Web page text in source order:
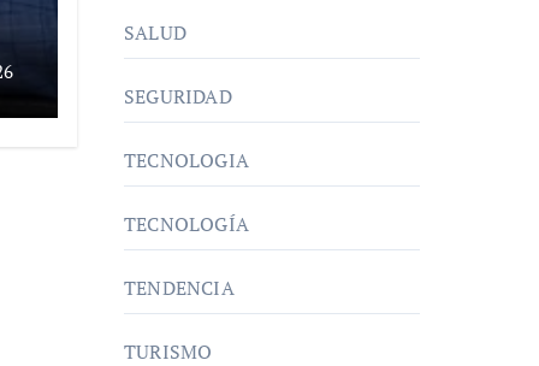
SALUD
SEGURIDAD
TECNOLOGIA
TECNOLOGÍA
TENDENCIA
TURISMO